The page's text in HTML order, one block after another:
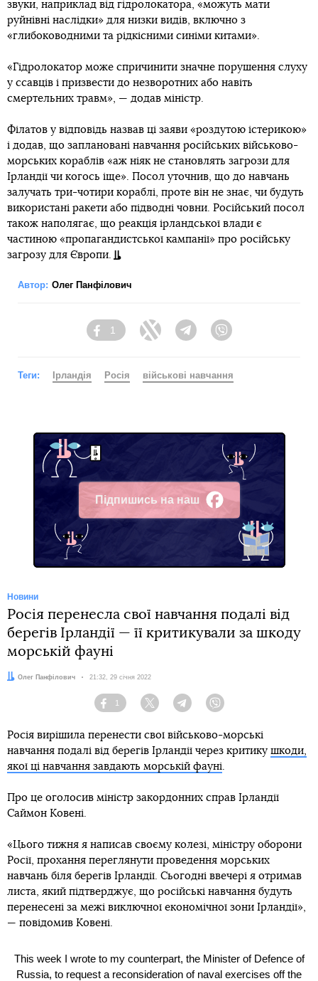
звуки, наприклад від гідролокатора, «можуть мати
руйнівні наслідки» для низки видів, включно з
«глибоководними та рідкісними синіми китами».
«Гідролокатор може спричинити значне порушення слуху
у ссавців і призвести до незворотних або навіть
смертельних травм», — додав міністр.
Філатов у відповідь назвав ці заяви «роздутою істерикою»
і додав, що заплановані навчання російських військово-
морських кораблів «аж ніяк не становлять загрози для
Ірландії чи когось іще». Посол уточнив, що до навчань
залучать три-чотири кораблі, проте він не знає, чи будуть
використані ракети або підводні човни. Російський посол
також наполягає, що реакція ірландської влади є
частиною «пропагандистської кампанії» про російську
загрозу для Європи.
Автор: Олег Панфілович
Facebook
1
Twitter TelegramViber
Теги: Ірландія Росія військові навчання
Підпишись на наш
Facebook
Новини
Росія перенесла свої навчання подалі від
берегів Ірландії — її критикували за шкоду
морській фауні
Автор:
Олег Панфілович Дата:
21:32, 29 січня 2022
Facebook
1
Twitter TelegramViber
Росія вирішила перенести свої військово-морські
навчання подалі від берегів Ірландії через критику шкоди,
якої ці навчання завдають морській фауні.
Про це оголосив міністр закордонних справ Ірландії
Саймон Ковені.
«Цього тижня я написав своєму колезі, міністру оборони
Росії, прохання переглянути проведення морських
навчань біля берегів Ірландії. Сьогодні ввечері я отримав
листа, який підтверджує, що російські навчання будуть
перенесені за межі виключної економічної зони Ірландії»,
— повідомив Ковені.
This week I wrote to my counterpart, the Minister of Defence of
Russia, to request a reconsideration of naval exercises off the